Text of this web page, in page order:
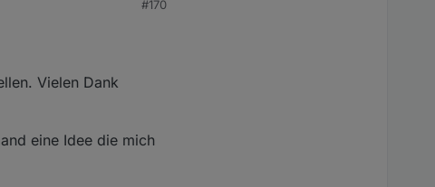
This error originated either by throwing inside
DB closed
This error originated either by throwing inside
This error originated either by throwing inside
#170
Vielen Dank
eine Idee die mich